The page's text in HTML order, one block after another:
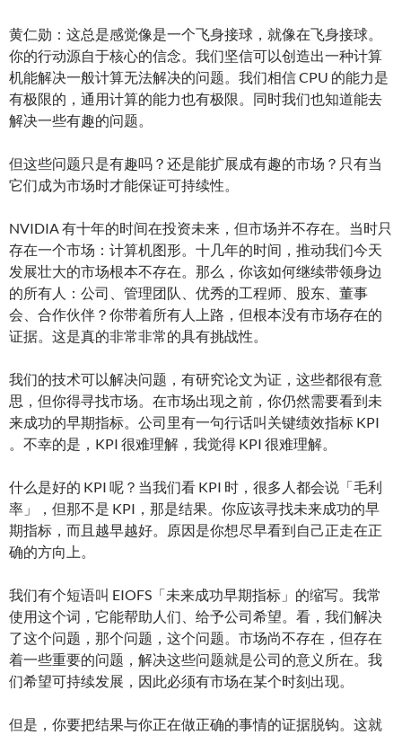
黄仁勋：这总是感觉像是一个飞身接球，就像在飞身接球。
你的行动源自于核心的信念。我们坚信可以创造出一种计算
机能解决一般计算无法解决的问题。我们相信 CPU 的能力是
有极限的，通用计算的能力也有极限。同时我们也知道能去
解决一些有趣的问题。
但这些问题只是有趣吗？还是能扩展成有趣的市场？只有当
它们成为市场时才能保证可持续性。
NVIDIA 有十年的时间在投资未来，但市场并不存在。当时只
存在一个市场：计算机图形。十几年的时间，推动我们今天
发展壮大的市场根本不存在。那么，你该如何继续带领身边
的所有人：公司、管理团队、优秀的工程师、股东、董事
会、合作伙伴？你带着所有人上路，但根本没有市场存在的
证据。这是真的非常非常的具有挑战性。
我们的技术可以解决问题，有研究论文为证，这些都很有意
思，但你得寻找市场。在市场出现之前，你仍然需要看到未
来成功的早期指标。公司里有一句行话叫关键绩效指标 KPI
。不幸的是，KPI 很难理解，我觉得 KPI 很难理解。
什么是好的 KPI 呢？当我们看 KPI 时，很多人都会说「毛利
率」，但那不是 KPI，那是结果。你应该寻找未来成功的早
期指标，而且越早越好。原因是你想尽早看到自己正走在正
确的方向上。
我们有个短语叫 EIOFS「未来成功早期指标」的缩写。我常
使用这个词，它能帮助人们、给予公司希望。看，我们解决
了这个问题，那个问题，这个问题。市场尚不存在，但存在
着一些重要的问题，解决这些问题就是公司的意义所在。我
们希望可持续发展，因此必须有市场在某个时刻出现。
但是，你要把结果与你正在做正确的事情的证据脱钩。这就